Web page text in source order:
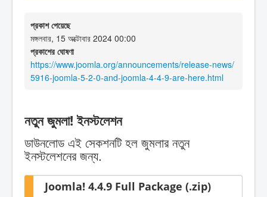
প্রকাশ পেয়েছে
মঙ্গলবার, 15 অক্টোবার 2024 00:00
প্রকাশের ঘোষণা
https://www.joomla.org/announcements/release-news/
5916-joomla-5-2-0-and-joomla-4-4-9-are-here.html
নতুন জুমলা! ইনস্টলেশন
ডাউনলোড এই সেকশনটি হল জুমলার নতুন
ইনস্টলেশনের জন্য.
Joomla! 4.4.9 Full Package (.zip)